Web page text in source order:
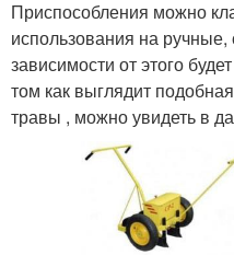
Приспособления можно
использования на
зависимости от этого
том как выглядит
травы , можно увидеть в